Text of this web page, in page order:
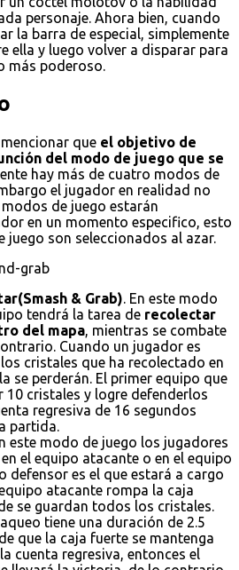
personaje. Ahora bien, cuando
la barra de especial, simplemente
ella y luego volver a disparar para
más poderoso.
que el objetivo de
del modo de juego que se
hay más de cuatro modos de
el jugador en realidad no
de juego estarán
en un momento especifico, esto
juego son seleccionados al azar.
& Grab). En este modo
tendrá la tarea de recolectar
del mapa, mientras se combate
Cuando un jugador es
cristales que ha recolectado en
se perderán. El primer equipo que
10 cristales y logre defenderlos
regresiva de 16 segundos
partida.
este modo de juego los jugadores
el equipo atacante o en el equipo
defensor es el que estará a cargo
atacante rompa la caja
se guardan todos los cristales.
tiene una duración de 2.5
que la caja fuerte se mantenga
cuenta regresiva, entonces el